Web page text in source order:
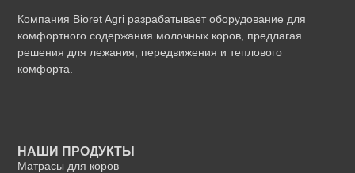
Компания Bioret Agri разрабатывает оборудование для
комфортного содержания молочных коров, предлагая
решения для лежания, передвижения и теплового
комфорта.
НАШИ ПРОДУКТЫ
Матрасы для коров